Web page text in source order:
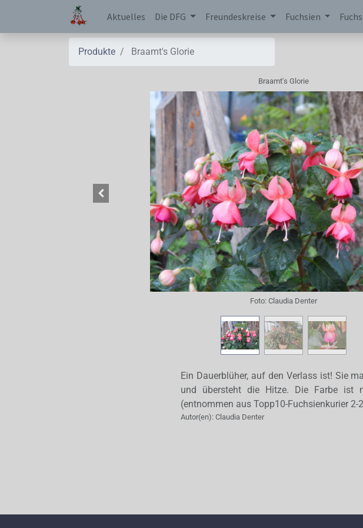
Aktuelles Die DFG Freundeskreise Fuchsien
Produkte Braamt's Glorie
Braamt's Glorie
Foto: Claudia Denter
Ein Dauerblüher, auf den Verlass ist! Sie
und übersteht die Hitze. Die Farbe ist
(entnommen aus Topp10-Fuchsienkurier 2-
Autor(en): Claudia Denter